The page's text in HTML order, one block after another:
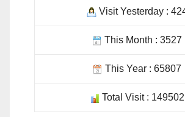
This Month : 3527
This Year : 65807
Total Visit : 149502